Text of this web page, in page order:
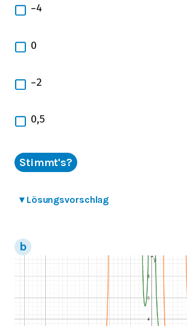
−4
0
−2
0,5
Stimmt's?
▾ Lösungsvorschlag